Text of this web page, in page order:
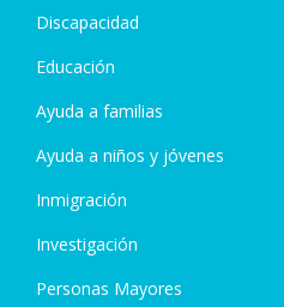
Discapacidad
Educación
Ayuda a familias
Ayuda a niños y jóvenes
Inmigración
Investigación
Personas Mayores